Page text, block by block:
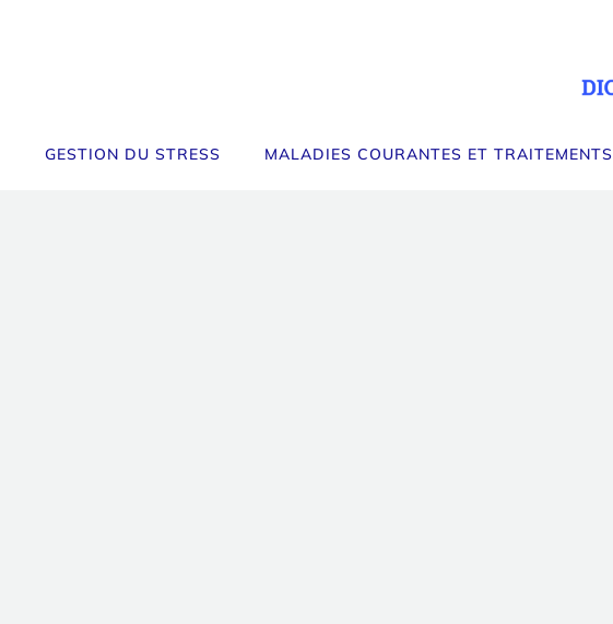
GESTION DU STRESS MALADIES COURANTES ET TRAITEMENTS